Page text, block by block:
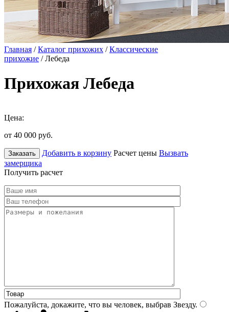
Главная /Каталог прихожих /Классические
прихожие / Лебеда
Прихожая Лебеда
Цена:
от 40 000 руб.
Заказать Добавить в корзину Расчет цены Вызвать
замерщика
Получить расчет
Пожалуйста, докажите, что вы человек, выбрав Звезду.